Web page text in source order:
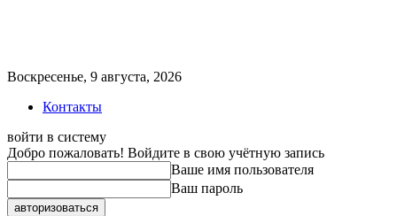
Воскресенье, 9 августа, 2026
Контакты
войти в систему
Добро пожаловать! Войдите в свою учётную запись
Ваше имя пользователя
Ваш пароль